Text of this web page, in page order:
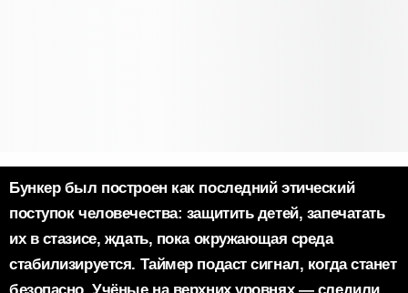
Бункер был построен как последний этический
поступок человечества: защитить детей, запечатать
их в стазисе, ждать, пока окружающая среда
стабилизируется. Таймер подаст сигнал, когда станет